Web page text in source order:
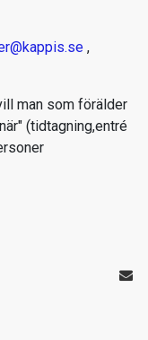
,
man som förälder
(tidtagning,entré